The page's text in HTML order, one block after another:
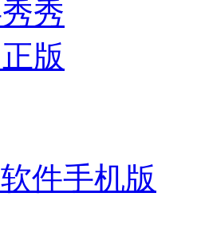
秀
版
件手机版